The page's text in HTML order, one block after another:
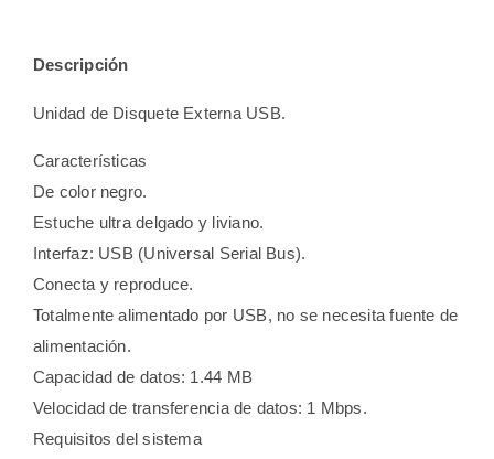
Descripción
Unidad de Disquete Externa USB.
Características
De color negro.
Estuche ultra delgado y liviano.
Interfaz: USB (Universal Serial Bus).
Conecta y reproduce.
Totalmente alimentado por USB, no se necesita fuente de
alimentación.
Capacidad de datos: 1.44 MB
Velocidad de transferencia de datos: 1 Mbps.
Requisitos del sistema